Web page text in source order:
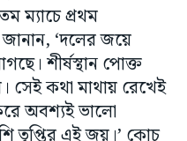
ম্যাচে প্রথম
জানান, ‘দলের জয়ে
শীর্ষস্থান পোক্ত
সেই কথা মাথায় রেখেই
অবশ্যই ভালো